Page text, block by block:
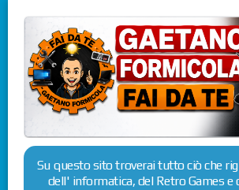
Su questo sito troverai tutto ciò che
dell' informatica, del Retro Games e